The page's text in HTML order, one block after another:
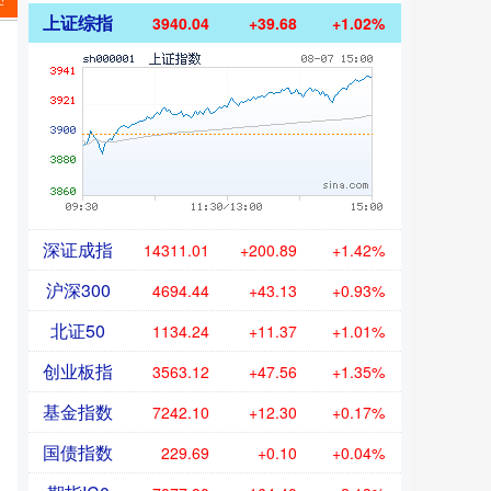
上证综指 3940.04 +39.68 +1.02%
深证成指 14311.01 +200.89 +1.42%
沪深300 4694.44 +43.13 +0.93%
北证50 1134.24 +11.37 +1.01%
创业板指 3563.12 +47.56 +1.35%
基金指数 7242.10 +12.30 +0.17%
国债指数 229.69 +0.10 +0.04%